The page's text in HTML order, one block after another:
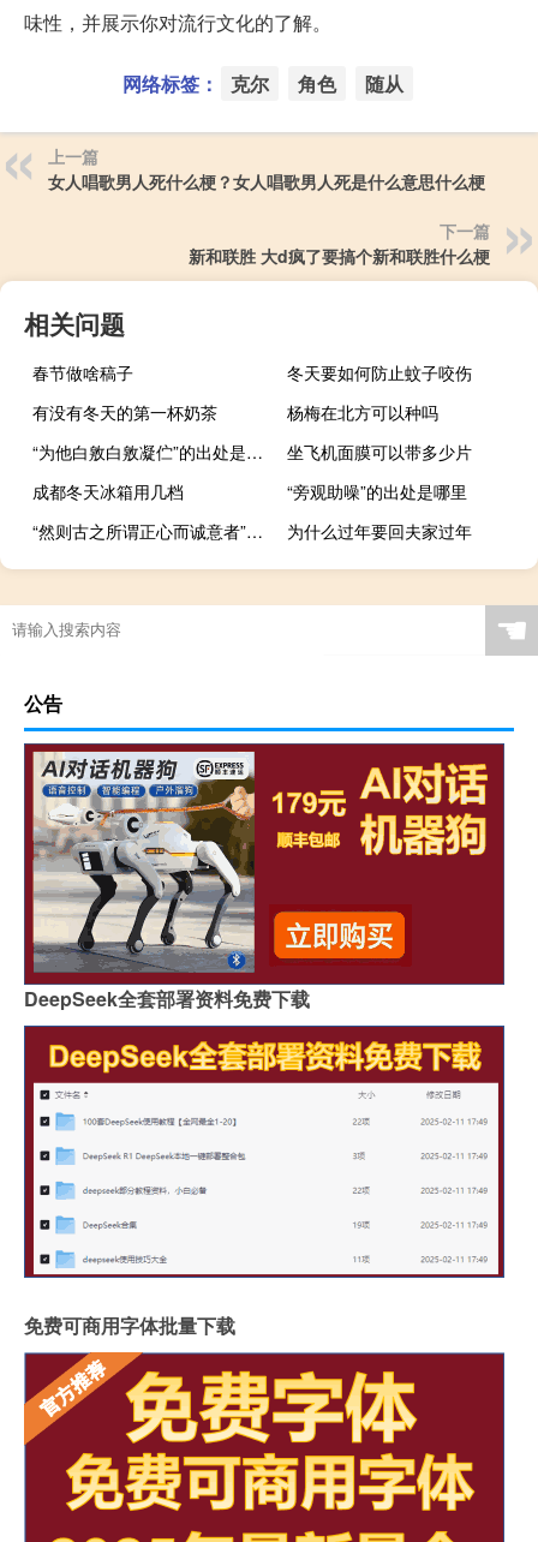
味性，并展示你对流行文化的了解。
网络标签： 克尔 角色 随从
上一篇
女人唱歌男人死什么梗？女人唱歌男人死是什么意思什么梗
下一篇
新和联胜 大d疯了要搞个新和联胜什么梗
相关问题
春节做啥稿子
冬天要如何防止蚊子咬伤
有没有冬天的第一杯奶茶
杨梅在北方可以种吗
“为他白敫白敫凝伫”的出处是哪里
坐飞机面膜可以带多少片
成都冬天冰箱用几档
“旁观助噪”的出处是哪里
“然则古之所谓正心而诚意者”的出处是哪里
为什么过年要回夫家过年
☚
公告
DeepSeek全套部署资料免费下载
免费可商用字体批量下载